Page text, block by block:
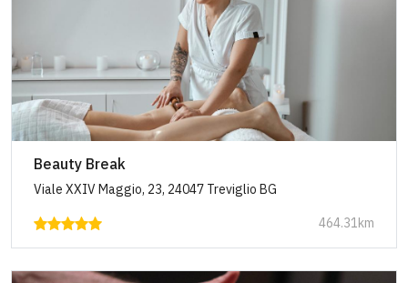
Beauty Break
Viale XXIV Maggio, 23, 24047 Treviglio BG
464.31km